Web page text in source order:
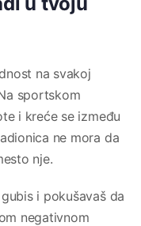
na svakoj
sportskom
i kreće se između
ne mora da
nje.
i pokušavaš da
negativnom